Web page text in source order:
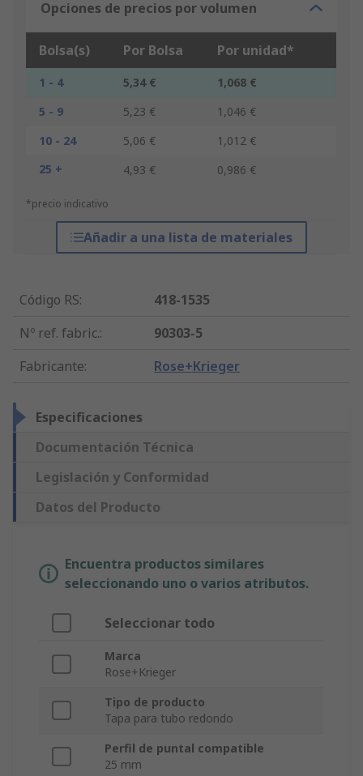
Opciones de precios por volumen
Bolsa(s) Por Bolsa Por unidad*
1 - 4 5,34 €
1,068 €
5 - 9
5,23 €
1,046 €
10 - 24
5,06 €
1,012 €
25 +
4,93 € 0,986 €
*precio indicativo
Añadir a una lista de materiales
Código RS:
418-1535
Nº ref. fabric.:
90303-5
Fabricante: Rose+Krieger
Especificaciones
Documentación Técnica
Legislación y Conformidad
Datos del Producto
Encuentra productos similares
seleccionando uno o varios atributos.
Seleccionar todo
Marca
Rose+Krieger
Tipo de producto
Tapa para tubo redondo
Perfil de puntal compatible
25 mm